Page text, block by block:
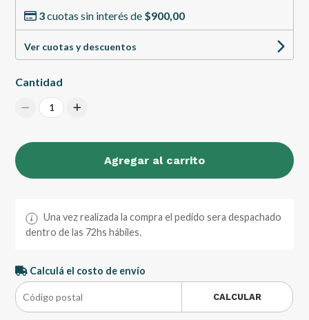
3cuotas sin interés de $900,00
Ver cuotas y descuentos
Cantidad
1
Agregar al carrito
Una vez realizada la compra el pedido sera despachado
dentro de las 72hs hábiles.
Calculá el costo de envío
CALCULAR